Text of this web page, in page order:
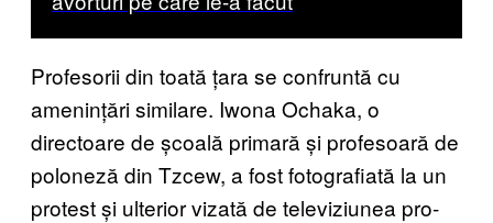
Profesorii din toată țara se confruntă cu
amenințări similare. Iwona Ochaka, o
directoare de școală primară și profesoară de
poloneză din Tzcew, a fost fotografiată la un
protest și ulterior vizată de televiziunea pro-